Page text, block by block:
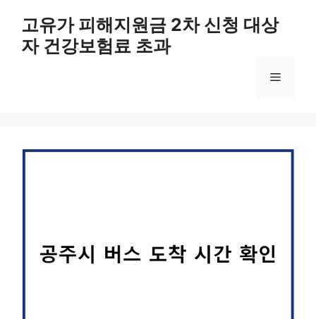
고유가 피해지원금 2차 신청 대상
자 건강보험료 초과
메